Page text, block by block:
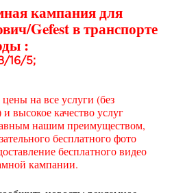
кампания для
Gefest в транспорте
:
16/5;
на все услуги (без
высокое качество услуг
нашим преимуществом,
бесплатного фото
бесплатного видео
кампании.